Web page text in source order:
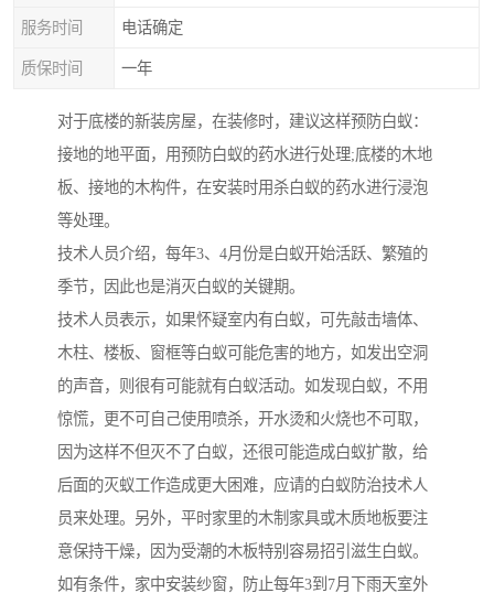
服务时间 电话确定
质保时间 一年
对于底楼的新装房屋，在装修时，建议这样预防白蚁：
接地的地平面，用预防白蚁的药水进行处理;底楼的木地
板、接地的木构件，在安装时用杀白蚁的药水进行浸泡
等处理。
技术人员介绍，每年3、4月份是白蚁开始活跃、繁殖的
季节，因此也是消灭白蚁的关键期。
技术人员表示，如果怀疑室内有白蚁，可先敲击墙体、
木柱、楼板、窗框等白蚁可能危害的地方，如发出空洞
的声音，则很有可能就有白蚁活动。如发现白蚁，不用
惊慌，更不可自己使用喷杀，开水烫和火烧也不可取，
因为这样不但灭不了白蚁，还很可能造成白蚁扩散，给
后面的灭蚁工作造成更大困难，应请的白蚁防治技术人
员来处理。另外，平时家里的木制家具或木质地板要注
意保持干燥，因为受潮的木板特别容易招引滋生白蚁。
如有条件，家中安装纱窗，防止每年3到7月下雨天室外